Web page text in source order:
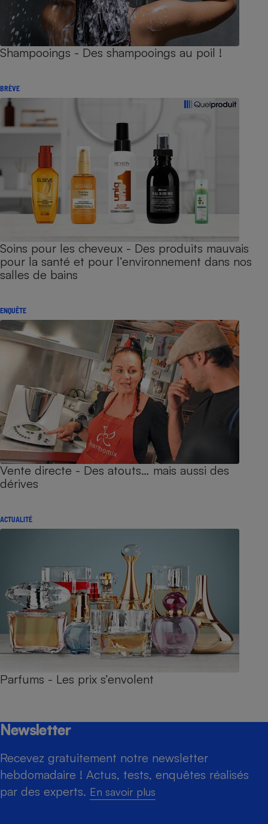
Shampooings - Des shampooings au poil !
BRÈVE
Soins pour les cheveux - Des produits mauvais
pour la santé et pour l’environnement dans nos
salles de bains
ENQUÊTE
Vente directe - Des atouts… mais aussi des
dérives
ACTUALITÉ
Parfums - Les prix s’envolent
Newsletter
Recevez gratuitement notre newsletter
hebdomadaire ! Actus, tests, enquêtes réalisés
par des experts. En savoir plus